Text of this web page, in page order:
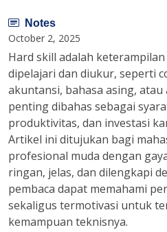
Notes
October 2, 2025
Hard skill adalah
dipelajari dan diukur, seperti
akuntansi, bahasa asing, atau
penting dibahas sebagai
produktivitas, dan investasi
Artikel ini ditujukan bagi
profesional muda dengan
ringan, jelas, dan dilengkapi
pembaca dapat memahami
sekaligus termotivasi untuk
kemampuan teknisnya.